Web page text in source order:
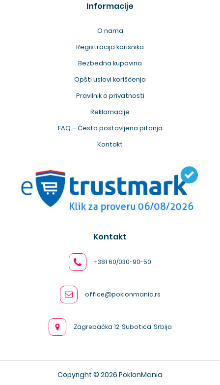
Informacije
O nama
Registracija korisnika
Bezbedna kupovina
Opšti uslovi korišćenja
Pravilnik o privatnosti
Reklamacije
FAQ – Često postavljena pitanja
Kontakt
Kontakt
+381 60/030-90-50
office@poklonmania.rs
Zagrebačka 12, Subotica, Srbija
Copyright © 2026 PoklonMania